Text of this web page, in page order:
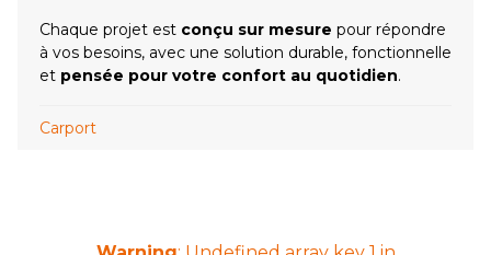
Chaque projet est conçu sur mesure pour répondre
à vos besoins, avec une solution durable, fonctionnelle
et pensée pour votre confort au quotidien.
Carport